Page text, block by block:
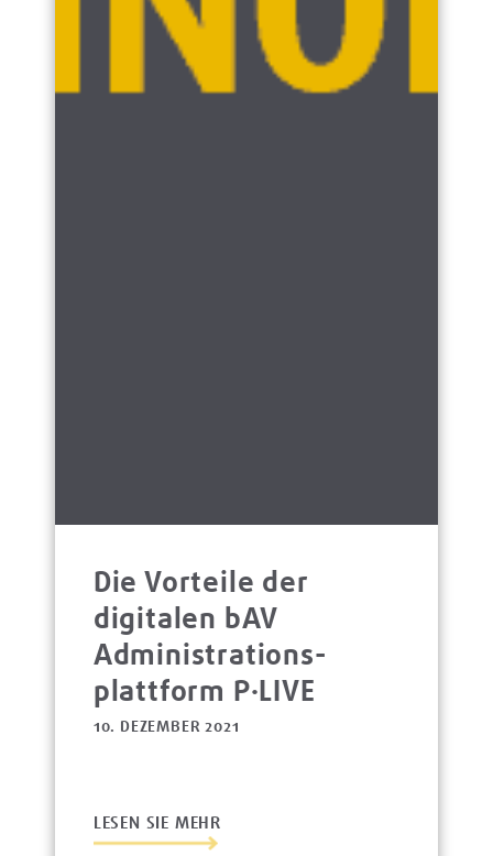
Die Vorteile der
digitalen bAV
Administrations­
platt­form P·LIVE
10. DEZEMBER 2021
LESEN SIE MEHR